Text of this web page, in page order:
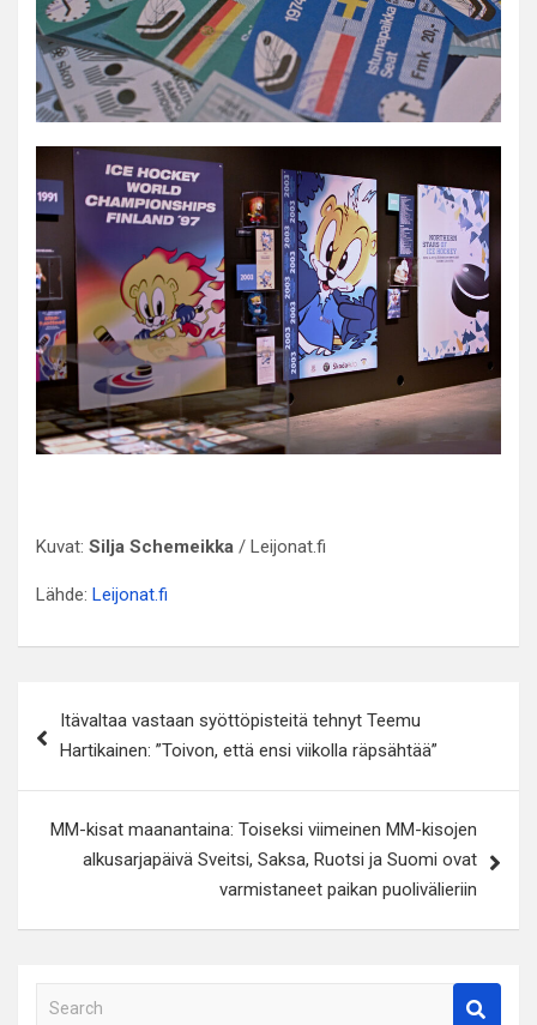
Kuvat: Silja Schemeikka / Leijonat.fi
Lähde: Leijonat.fi
selaus
Itävaltaa vastaan syöttöpisteitä tehnyt Teemu
Hartikainen: ”Toivon, että ensi viikolla räpsähtää”
MM-kisat maanantaina: Toiseksi viimeinen MM-kisojen
alkusarjapäivä Sveitsi, Saksa, Ruotsi ja Suomi ovat
varmistaneet paikan puolivälieriin